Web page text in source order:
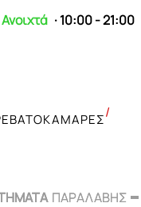
Ανοιχτά · 10:00 - 21:00
ΠΑΡΑΛΑΒΗΣ
ΠΑΡΑΛΑΒΗΣ